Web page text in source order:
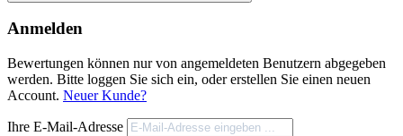
Anmelden
Bewertungen können nur von angemeldeten Benutzern abgegeben
werden. Bitte loggen Sie sich ein, oder erstellen Sie einen neuen
Account. Neuer Kunde?
Ihre E-Mail-Adresse